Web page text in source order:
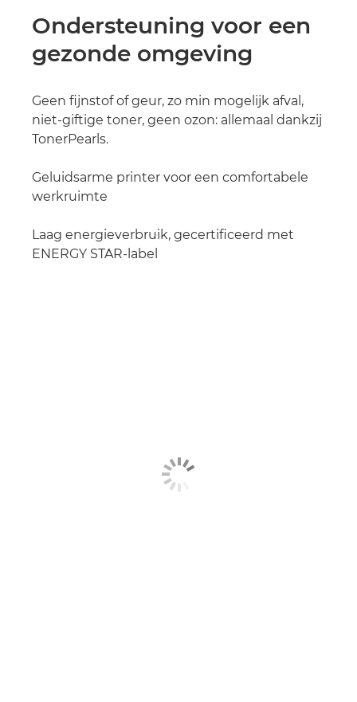
Ondersteuning voor een
gezonde omgeving
Geen fijnstof of geur, zo min mogelijk afval,
niet-giftige toner, geen ozon: allemaal dankzij
TonerPearls.
Geluidsarme printer voor een comfortabele
werkruimte
Laag energieverbruik, gecertificeerd met
ENERGY STAR-label